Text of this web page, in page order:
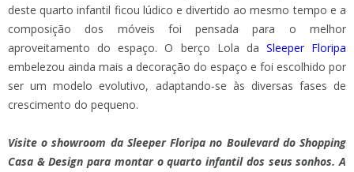
deste quarto infantil ficou lúdico e divertido ao mesmo tempo e a
composição dos móveis foi pensada para o melhor
aproveitamento do espaço. O berço Lola da Sleeper Floripa
embelezou ainda mais a decoração do espaço e foi escolhido por
ser um modelo evolutivo, adaptando-se às diversas fases de
crescimento do pequeno.
Visite o showroom da Sleeper Floripa no Boulevard do Shopping
Casa & Design para montar o quarto infantil dos seus sonhos. A